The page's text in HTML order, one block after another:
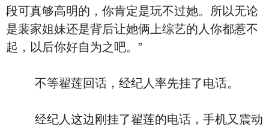
段可真够高明的，你肯定是玩不过她。所以无论
是裴家姐妹还是背后让她俩上综艺的人你都惹不
起，以后你好自为之吧。”
不等翟莲回话，经纪人率先挂了电话。
经纪人这边刚挂了翟莲的电话，手机又震动